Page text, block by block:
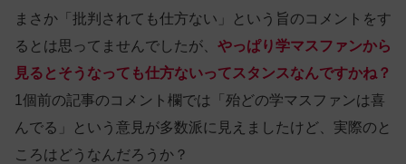
まさか「批判されても仕方ない」という旨のコメントをす
るとは思ってませんでしたが、 やっぱり学マスファンから
見ると そうなっても仕方ないってスタンスなんですかね？
1個前の記事のコメント欄では「殆どの学マスファンは喜
んでる」という意見が多数派に見えましたけど、実際のと
ころはどうなんだろうか？